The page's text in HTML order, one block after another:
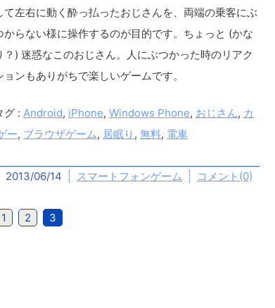
て左右に動く酔っ払ったおじさんを、両端の乗客にぶ
からない様に操作するのが目的です。ちょっと (かな
？) 迷惑なこのおじさん。人にぶつかった時のリアク
ョンもありがちで楽しいゲームです。
グ : Android, iPhone, Windows Phone, おじさん, カ
ー, ブラウザゲーム, 居眠り , 無料, 電車
2013/06/14 スマートフォンゲーム コメント(0)
1 2 3